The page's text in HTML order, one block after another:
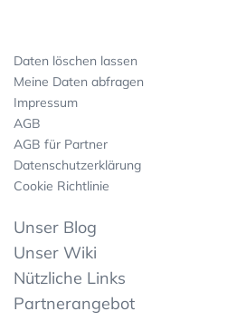
Daten löschen lassen
Meine Daten abfragen
Impressum
AGB
AGB für Partner
Datenschutzerklärung
Cookie Richtlinie
Unser Blog
Unser Wiki
Nützliche Links
Partnerangebot